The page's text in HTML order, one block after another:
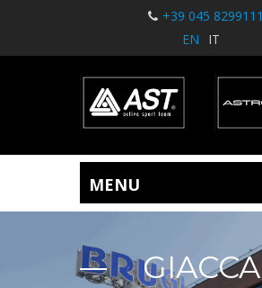
+39 045 8299111
EN
IT
GIACCA